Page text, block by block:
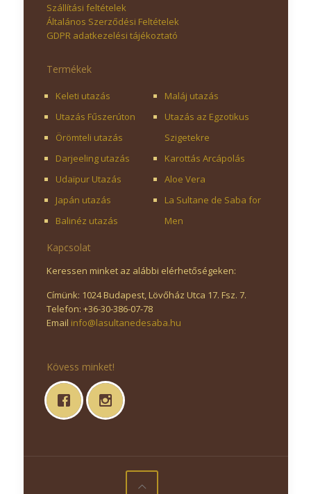
Szállítási feltételek
Általános Szerződési Feltételek
GDPR adatkezelési tájékoztató
Termékek
Keleti utazás
Utazás Fűszerúton
Örömteli utazás
Darjeeling utazás
Udaïpur Utazás
Japán utazás
Balinéz utazás
Maláj utazás
Utazás az Egzotikus
Szigetekre
Karottás Arcápolás
Aloe Vera
La Sultane de Saba for
Men
Kapcsolat
Keressen minket az alábbi elérhetőségeken:
Címünk: 1024 Budapest, Lövőház Utca 17. Fsz. 7.
Telefon: +36-30-386-07-78
Email info@lasultanedesaba.hu
Kövess minket!